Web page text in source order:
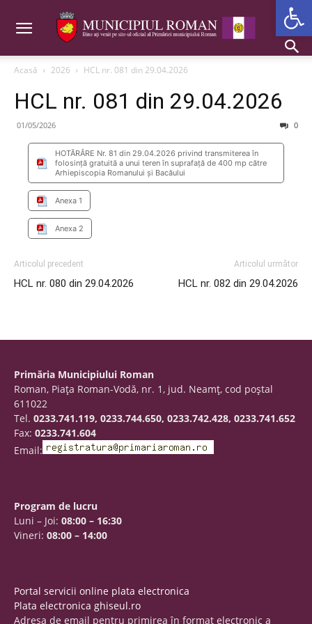
Acasă 2026 HCL nr. 081 din 29.04.2026
HCL nr. 081 din 29.04.2026
01/05/2026 0
HOTĂRÂRE Nr. 81 din 29.04.2026 privind transmiterea în
folosință gratuită a unui teren în suprafață de 400 mp către
Arhiepiscopia Romanului și Bacăului
Anexa 1
Anexa 2
Articolul precedent
HCL nr. 080 din 29.04.2026
Articolul următor
HCL nr. 082 din 29.04.2026
Primăria Municipiului Roman
Roman, Piaţa Roman-Vodă, nr. 1, jud. Neamţ, cod poştal
611022
Tel. 0233.741.119, 0233.744.650, 0233.742.428, 0233.741.652
Fax: 0233.741.604
Email:
Program de lucru
Luni – Joi: 08:00 – 16:30
Vineri: 08:00 – 14:00
Portal servicii online plata electronica
Plata electronica ghiseul.ro
Adresa de email pentru primirea în format electronic a